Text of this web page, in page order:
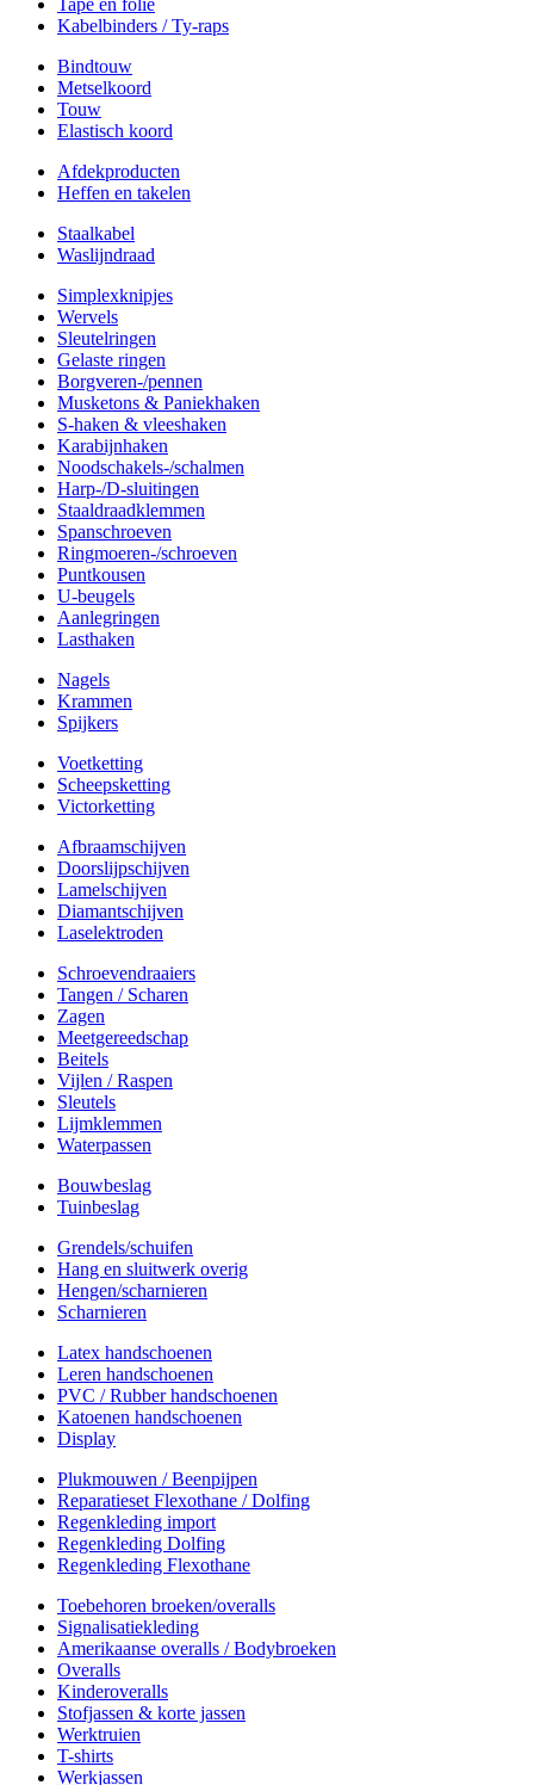
Tape en folie
Kabelbinders / Ty-raps
Bindtouw
Metselkoord
Touw
Elastisch koord
Afdekproducten
Heffen en takelen
Staalkabel
Waslijndraad
Simplexknipjes
Wervels
Sleutelringen
Gelaste ringen
Borgveren-/pennen
Musketons & Paniekhaken
S-haken & vleeshaken
Karabijnhaken
Noodschakels-/schalmen
Harp-/D-sluitingen
Staaldraadklemmen
Spanschroeven
Ringmoeren-/schroeven
Puntkousen
U-beugels
Aanlegringen
Lasthaken
Nagels
Krammen
Spijkers
Voetketting
Scheepsketting
Victorketting
Afbraamschijven
Doorslijpschijven
Lamelschijven
Diamantschijven
Laselektroden
Schroevendraaiers
Tangen / Scharen
Zagen
Meetgereedschap
Beitels
Vijlen / Raspen
Sleutels
Lijmklemmen
Waterpassen
Bouwbeslag
Tuinbeslag
Grendels/schuifen
Hang en sluitwerk overig
Hengen/scharnieren
Scharnieren
Latex handschoenen
Leren handschoenen
PVC / Rubber handschoenen
Katoenen handschoenen
Display
Plukmouwen / Beenpijpen
Reparatieset Flexothane / Dolfing
Regenkleding import
Regenkleding Dolfing
Regenkleding Flexothane
Toebehoren broeken/overalls
Signalisatiekleding
Amerikaanse overalls / Bodybroeken
Overalls
Kinderoveralls
Stofjassen & korte jassen
Werktruien
T-shirts
Werkjassen